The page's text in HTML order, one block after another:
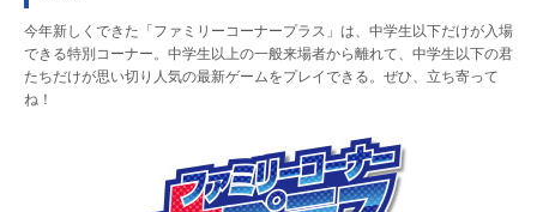
今年新しくできた「ファミリーコーナープラス」は、中学生以下だけが入場
できる特別コーナー。中学生以上の一般来場者から離れて、中学生以下の君
たちだけが思い切り人気の最新ゲームをプレイできる。ぜひ、立ち寄って
ね！